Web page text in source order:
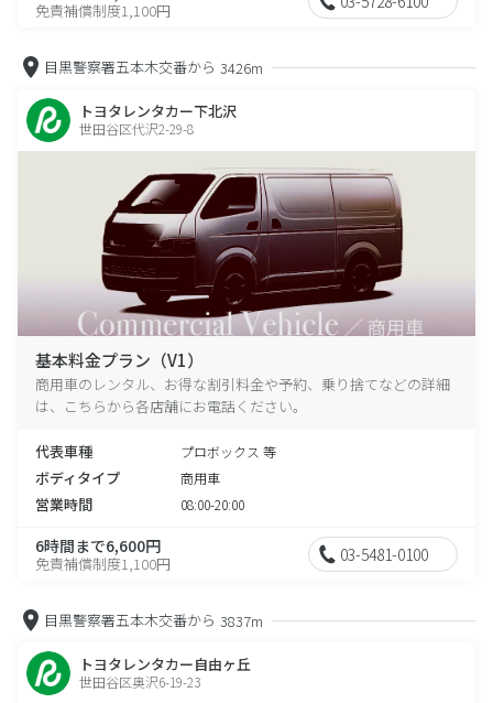
免責補償制度1,100円
目黒警察署五本木交番から 3426m
トヨタレンタカー下北沢
世田谷区代沢2-29-8
基本料金プラン（V1）
商用車のレンタル、お得な割引料金や予約、乗り捨てなどの詳細
は、こちらから各店舗にお電話ください。
代表車種 プロボックス 等
ボディタイプ 商用車
営業時間 08:00-20:00
6時間まで6,600円
免責補償制度1,100円 03-5481-0100
目黒警察署五本木交番から 3837m
トヨタレンタカー自由ヶ丘
世田谷区奥沢6-19-23